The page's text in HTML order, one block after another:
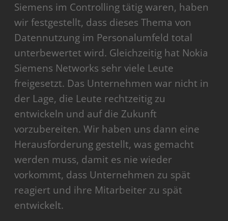
Siemens im Controlling tätig waren, haben
wir festgestellt, dass dieses Thema von
Datennutzung im Personalumfeld total
unterbewertet wird. Gleichzeitig hat Nokia
Siemens Networks sehr viele Leute
freigesetzt. Das Unternehmen war nicht in
der Lage, die Leute rechtzeitig zu
entwickeln und auf die Zukunft
vorzubereiten. Wir haben uns dann eine
Herausforderung gestellt, was gemacht
werden muss, damit es nie wieder
vorkommt, dass Unternehmen zu spät
reagiert und ihre Mitarbeiter zu spät
entwickelt.